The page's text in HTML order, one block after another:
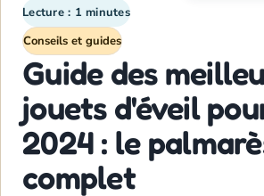
Lecture : 1 minutes
Conseils et guides
Guide des
jouets d'éveil
2024 : le
complet